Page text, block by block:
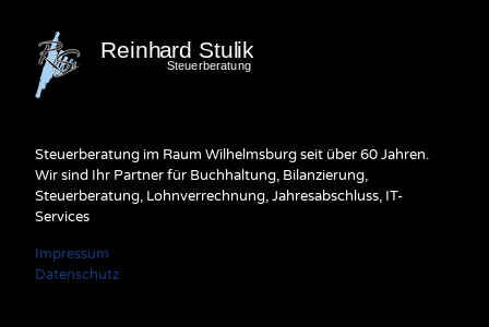
Steuerberatung im Raum Wilhelmsburg seit über 60 Jahren.
Wir sind Ihr Partner für Buchhaltung, Bilanzierung,
Steuerberatung, Lohnverrechnung, Jahresabschluss, IT-
Services
Impressum
Datenschutz